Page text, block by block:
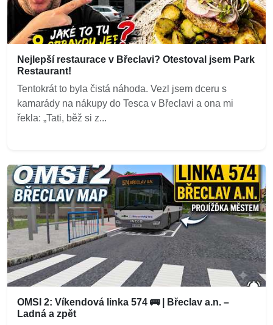
Nejlepší restaurace v Břeclavi? Otestoval jsem Park
Restaurant!
Tentokrát to byla čistá náhoda. Vezl jsem dceru s
kamarády na nákupy do Tesca v Břeclavi a ona mi
řekla: „Tati, běž si z...
OMSI 2: Víkendová linka 574 🚌 | Břeclav a.n. –
Ladná a zpět